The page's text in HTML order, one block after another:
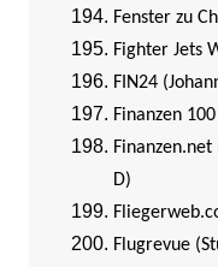
Fenster zu
Fighter Jets
FIN24
Finanzen
D)
Flugrevue